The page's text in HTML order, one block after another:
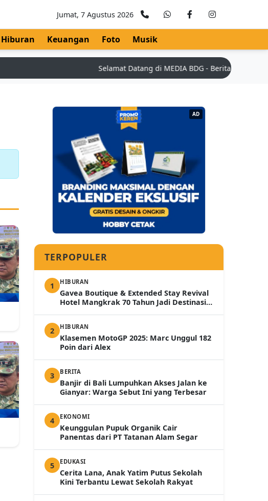
Jumat, 7 Agustus 2026
Hiburan Keuangan Foto Musik
Selamat Datang di MEDIA BDG - Berita Teknologi
AD
TERPOPULER
1 HIBURAN
Gavea Boutique & Extended Stay Revival
Hotel Mangkrak 70 Tahun Jadi Destinasi
2
HIBURAN
Klasemen MotoGP 2025: Marc Unggul 182
Poin dari Alex
3 BERITA
Banjir di Bali Lumpuhkan Akses Jalan ke
Gianyar: Warga Sebut Ini yang Terbesar
4 EKONOMI
Keunggulan Pupuk Organik Cair
Panentas dari PT Tatanan Alam Segar
5 EDUKASI
Cerita Lana, Anak Yatim Putus Sekolah
Kini Terbantu Lewat Sekolah Rakyat